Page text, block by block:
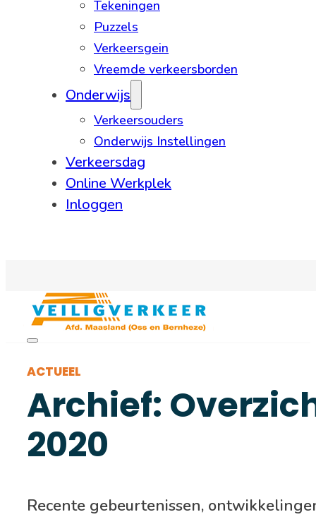
Tekeningen
Puzzels
Verkeersgein
Vreemde verkeersborden
Onderwijs
Verkeersouders
Onderwijs Instellingen
Verkeersdag
Online Werkplek
Inloggen
ACTUEEL
Archief:
2020
Recente gebeurtenissen,